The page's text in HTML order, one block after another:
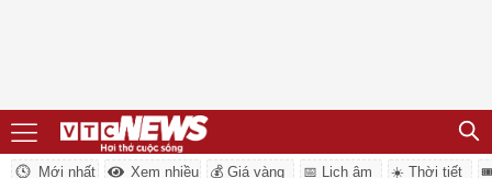
Mới nhất Xem nhiều 💰 Giá vàng 📅 Lịch âm ☀️ Thời tiết